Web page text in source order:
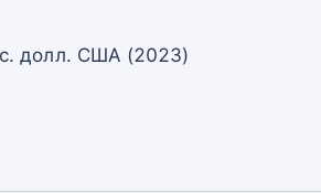
долл. США (2023)